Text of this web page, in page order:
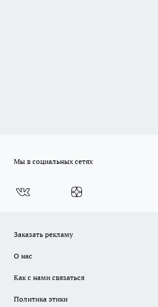
Мы в социальных сетях
Заказать рекламу
О нас
Как с нами связаться
Политика этики